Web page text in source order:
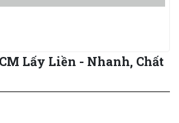
Lấy Liền - Nhanh, Chất